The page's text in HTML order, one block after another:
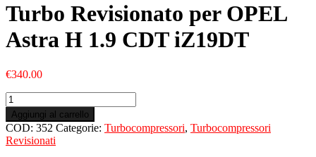
Turbo Revisionato per OPEL
Astra H 1.9 CDT iZ19DT
€340.00
Turbo
Revisionato
per
OPEL
Astra
Aggiungi al carrello
COD: 352 Categorie: Turbocompressori, Turbocompressori
Revisionati